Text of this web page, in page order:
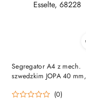
Segregator A4 z mech.
szwedzkim JOPA 40 mm,
(0)